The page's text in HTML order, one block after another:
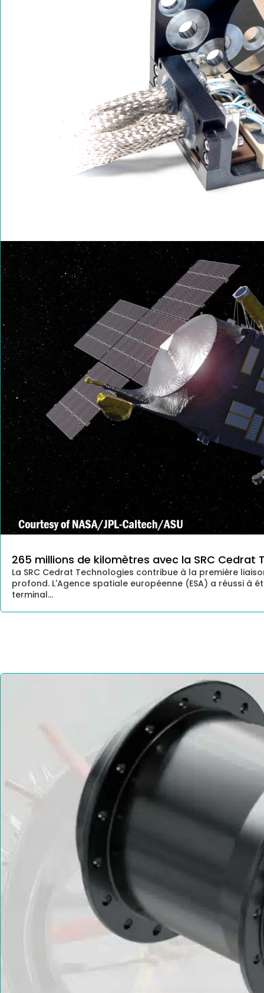
265 millions de kilomètres avec la SRC Cedrat
La SRC Cedrat Technologies contribue à la première
profond. L'Agence spatiale européenne (ESA) a réussi
terminal...